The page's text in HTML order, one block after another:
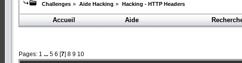
Challenges » Aide Hacking » Hacking - HTTP Headers
Accueil
Aide
Pages: 1 ... 5 6 [7] 8 9 10